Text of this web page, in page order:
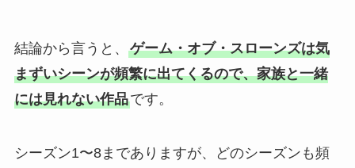
結論から言うと、 ゲーム・オブ・スローンズは気
まずいシーンが頻繁に出てくるので、家族と一緒
には見れない作品です。
シーズン1〜8までありますが、どのシーズンも頻